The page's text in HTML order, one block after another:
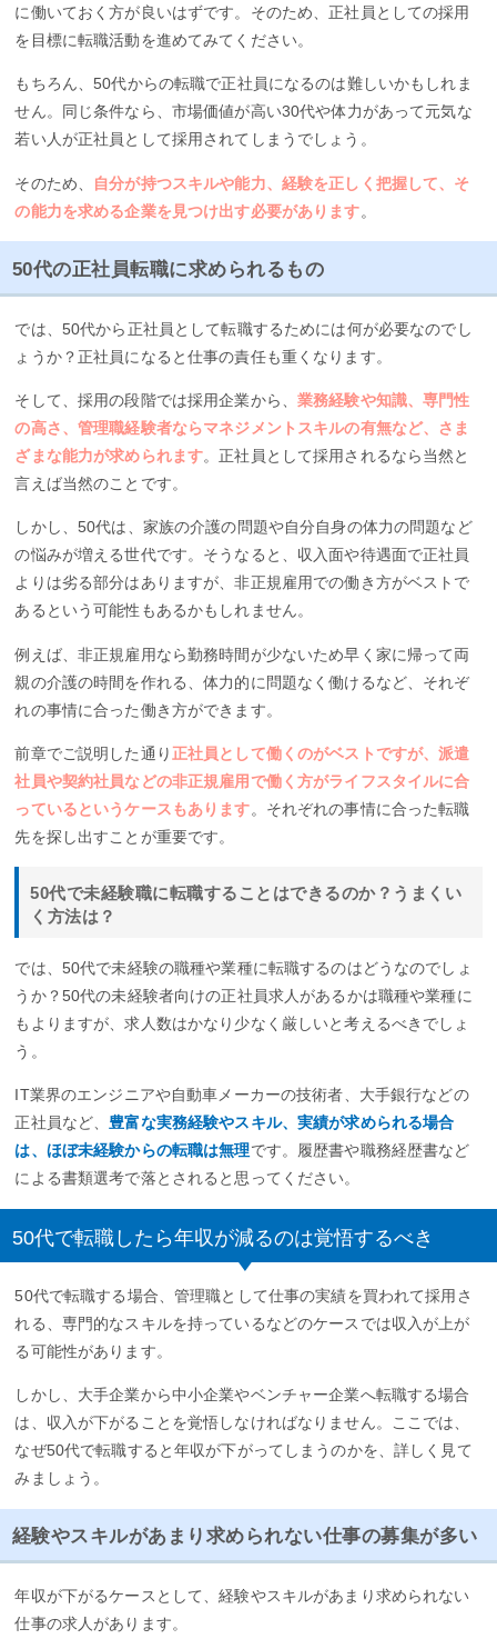
に働いておく方が良いはずです。そのため、正社員としての採用
を目標に転職活動を進めてみてください。
もちろん、50代からの転職で正社員になるのは難しいかもしれま
せん。同じ条件なら、市場価値が高い30代や体力があって元気な
若い人が正社員として採用されてしまうでしょう。
そのため、
自分が持つスキルや能力、経験を正しく把握して、そ
の能力を求める企業を見つけ出す必要があります。
50代の正社員転職に求められるもの
では、50代から正社員として転職するためには何が必要なのでし
ょうか？正社員になると仕事の責任も重くなります。
そして、採用の段階では採用企業から、業務経験や知識、専門性
の高さ、管理職経験者ならマネジメントスキルの有無など、さま
ざまな能力が求められます。正社員として採用されるなら当然と
言えば当然のことです。
しかし、50代は、家族の介護の問題や自分自身の体力の問題など
の悩みが増える世代です。そうなると、収入面や待遇面で正社員
よりは劣る部分はありますが、非正規雇用での働き方がベストで
あるという可能性もあるかもしれません。
例えば、非正規雇用なら勤務時間が少ないため早く家に帰って両
親の介護の時間を作れる、体力的に問題なく働けるなど、それぞ
れの事情に合った働き方ができます。
前章でご説明した通り正社員として働くのがベストですが、派遣
社員や契約社員などの非正規雇用で働く方がライフスタイルに合
っているというケースもあります。それぞれの事情に合った転職
先を探し出すことが重要です。
50代で未経験職に転職することはできるのか？うまくい
く方法は？
では、50代で未経験の職種や業種に転職するのはどうなのでしょ
うか？50代の未経験者向けの正社員求人があるかは職種や業種に
もよりますが、求人数はかなり少なく厳しいと考えるべきでしょ
う。
IT業界のエンジニアや自動車メーカーの技術者、大手銀行などの
正社員など、豊富な実務経験やスキル、実績が求められる場合
は、ほぼ未経験からの転職は無理です。履歴書や職務経歴書など
による書類選考で落とされると思ってください。
50代で転職したら年収が減るのは覚悟するべき
50代で転職する場合、管理職として仕事の実績を買われて採用さ
れる、専門的なスキルを持っているなどのケースでは収入が上が
る可能性があります。
しかし、大手企業から中小企業やベンチャー企業へ転職する場合
は、収入が下がることを覚悟しなければなりません。ここでは、
なぜ50代で転職すると年収が下がってしまうのかを、詳しく見て
みましょう。
経験やスキルがあまり求められない仕事の募集が多い
年収が下がるケースとして、経験やスキルがあまり求められない
仕事の求人があります。